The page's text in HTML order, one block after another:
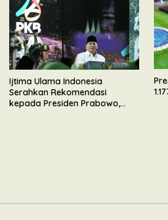
Ijtima Ulama Indonesia
Serahkan Rekomendasi
kepada Presiden Prabowo,